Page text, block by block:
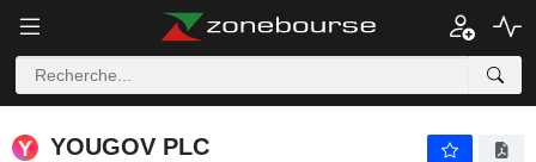
YOUGOV PLC
YOUGOV PLC